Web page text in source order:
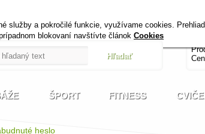
heslo
dni od 9 do 17 hodin
ŠPORT FITNESS
služby a pokročilé funkcie, využívame cookies.
blokovaní navštívte článok Cookies